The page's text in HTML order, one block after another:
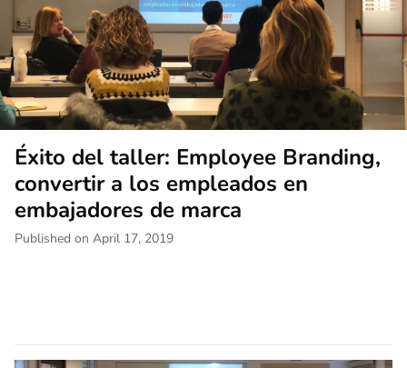
Éxito del taller: Employee Branding,
convertir a los empleados en
embajadores de marca
Published on April 17, 2019